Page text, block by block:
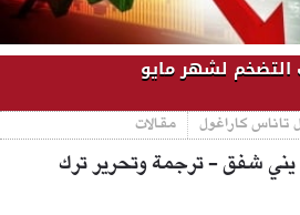
التضخم لشهر مايو
تاناس كاراغول مقالات
يني شفق - ترجمة وتحرير ترك